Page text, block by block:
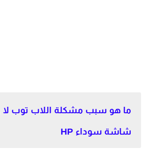
ما هو سبب مشكلة اللاب توب
شاشة سوداء HP